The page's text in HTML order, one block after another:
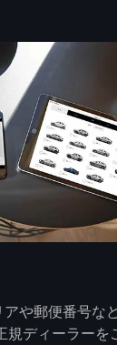
や郵便番号な
ディーラーを